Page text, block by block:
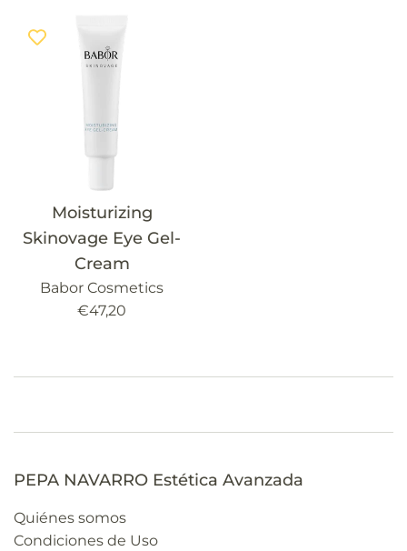
Moisturizing
Skinovage Eye Gel-
Cream
Babor Cosmetics
Precio
€47,20
PEPA NAVARRO Estética Avanzada
Quiénes somos
Condiciones de Uso